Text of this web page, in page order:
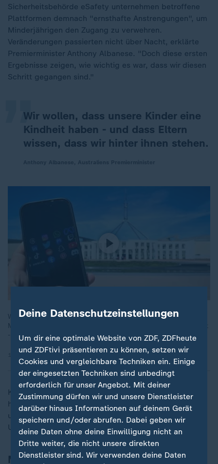
Sicherheitsbehörde eSafety unternehmen betroffene
Plattformen demnach "ernsthafte Anstrengungen", um
Minderjährigen den Zugang zu verwehren.
Veränderungen passierten nicht über Nacht, erklärte
Premierminister Anthony Albanese. "Doch diese ersten
Ergebnisse zeigen, wie wichtig es war, dass wir diesen
Schritt gegangen sind."
Wir wollen, dass unsere Kinder eine
Kindheit haben - und dass Eltern
wissen, dass wir hinter ihnen stehen.
„
Wer jünger als 16 Jahre alt ist, darf in Australien keine Social-
Media-Konten mehr haben. Messenger-Dienste bleiben erlaubt
- die Jugendlichen selbst halten davon nicht viel.
10.12.2025 | 1:44 min
Kommunikationsministerin Anika Wells erklärte: "Wir
haben allen getrotzt, die gesagt haben, es sei
unmöglich - einigen der mächtigsten und reichsten
Unternehmen der Welt und ihren Unterstützern."
Meta: 550.000 Konten entfernt
Deine Datenschutzeinstellungen
Um dir eine optimale Website von ZDF, ZDFheute
und ZDFtivi präsentieren zu können, setzen wir
Cookies und vergleichbare Techniken ein. Einige
der eingesetzten Techniken sind unbedingt
erforderlich für unser Angebot. Mit deiner
Zustimmung dürfen wir und unsere Dienstleister
darüber hinaus Informationen auf deinem Gerät
speichern und/oder abrufen. Dabei geben wir
deine Daten ohne deine Einwilligung nicht an
Dritte weiter, die nicht unsere direkten
Dienstleister sind. Wir verwenden deine Daten